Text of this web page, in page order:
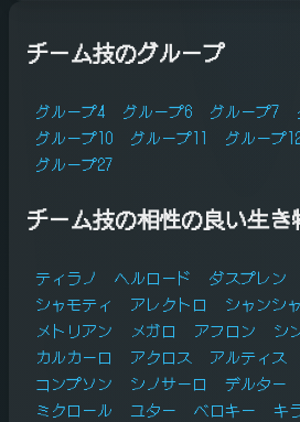
チーム技のグループ
グループ4 グループ6 グループ7
グループ10
グループ11 グループ
グループ27
チーム技の相性の良い生き
ティラノ ヘルロード ダスプレン
シャモティ
アレクトロ シャンシ
メトリアン
メガロ アフロン シ
カルカーロ
アクロス アルティス
コンプソン
シノサーロ デルター
ミクロール
ユター ベロキー キ